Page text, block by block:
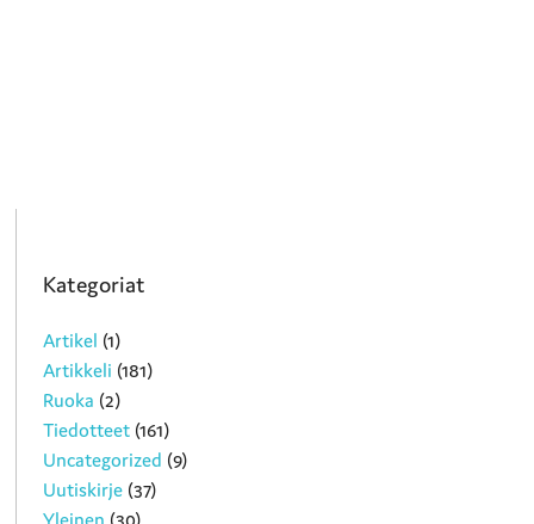
Kategoriat
Artikel (1)
Artikkeli (181)
Ruoka (2)
Tiedotteet (161)
Uncategorized (9)
Uutiskirje (37)